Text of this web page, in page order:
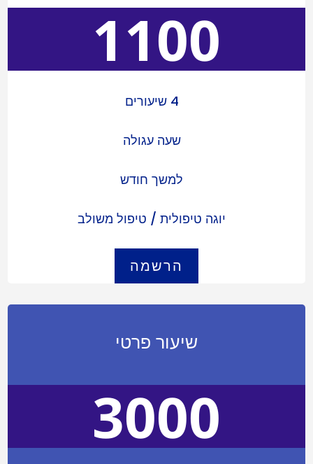
1100
4 שיעורים
שעה עגולה
למשך חודש
יוגה טיפולית / טיפול משולב
הרשמה
שיעור פרטי
3000